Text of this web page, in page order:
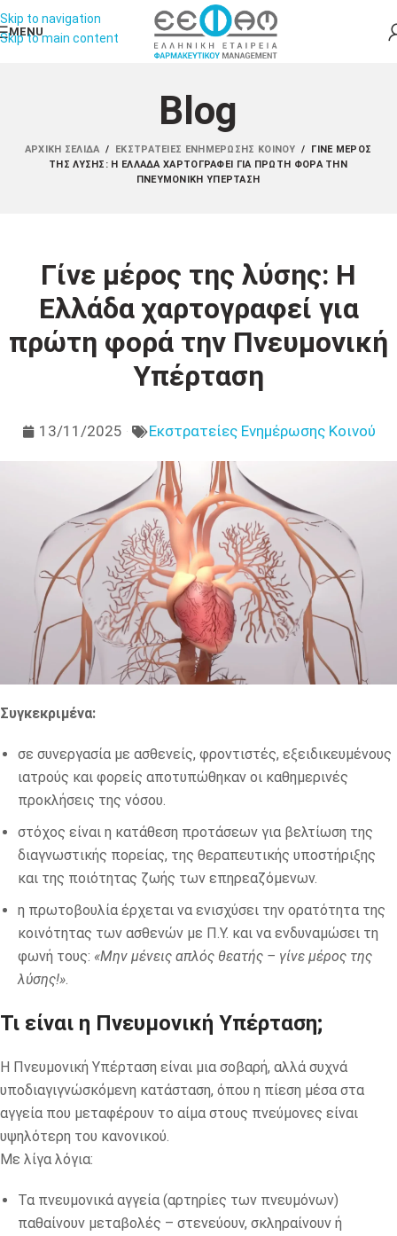
Skip to navigation
Skip to main content
MENU
Blog
ΑΡΧΙΚΉ ΣΕΛΊΔΑ / ΕΚΣΤΡΑΤΕΊΕΣ ΕΝΗΜΈΡΩΣΗΣ ΚΟΙΝΟΎ /
ΓΊΝΕ ΜΈΡΟΣ
ΤΗΣ ΛΎΣΗΣ: Η ΕΛΛΆΔΑ ΧΑΡΤΟΓΡΑΦΕΊ ΓΙΑ ΠΡΏΤΗ ΦΟΡΆ ΤΗΝ
ΠΝΕΥΜΟΝΙΚΉ ΥΠΈΡΤΑΣΗ
Γίνε μέρος της λύσης: Η
Ελλάδα χαρτογραφεί για
πρώτη φορά την Πνευμονική
Υπέρταση
13/11/2025 Εκστρατείες Ενημέρωσης Κοινού
Συγκεκριμένα:
σε συνεργασία με ασθενείς, φροντιστές, εξειδικευμένους
ιατρούς και φορείς αποτυπώθηκαν οι καθημερινές
προκλήσεις της νόσου.
στόχος είναι η κατάθεση προτάσεων για βελτίωση της
διαγνωστικής πορείας, της θεραπευτικής υποστήριξης
και της ποιότητας ζωής των επηρεαζόμενων.
η πρωτοβουλία έρχεται να ενισχύσει την ορατότητα της
κοινότητας των ασθενών με Π.Υ. και να ενδυναμώσει τη
φωνή τους: «Μην μένεις απλός θεατής – γίνε μέρος της
λύσης!».
Τι είναι η Πνευμονική Υπέρταση;
Η Πνευμονική Υπέρταση είναι μια σοβαρή, αλλά συχνά
υποδιαγιγνώσκὀμενη κατάσταση, όπου η πίεση μέσα στα
αγγεία που μεταφέρουν το αίμα στους πνεύμονες είναι
υψηλότερη του κανονικού.
Με λίγα λόγια:
Τα πνευμονικά αγγεία (αρτηρίες των πνευμόνων)
παθαίνουν μεταβολές – στενεύουν, σκληραίνουν ή